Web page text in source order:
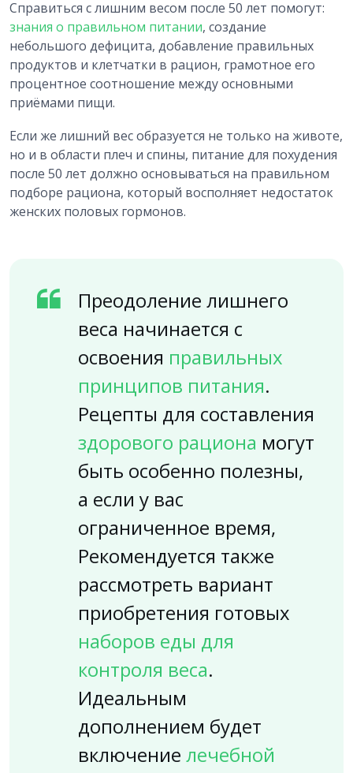
Справиться с лишним весом после 50 лет помогут:
знания о правильном питании, создание
небольшого дефицита, добавление правильных
продуктов и клетчатки в рацион, грамотное его
процентное соотношение между основными
приёмами пищи.
Если же лишний вес образуется не только на животе,
но и в области плеч и спины, питание для похудения
после 50 лет должно основываться на правильном
подборе рациона, который восполняет недостаток
женских половых гормонов.
Преодоление лишнего
веса начинается с
освоения правильных
принципов питания.
Рецепты для составления
здорового рациона могут
быть особенно полезны,
а если у вас
ограниченное время,
Рекомендуется также
рассмотреть вариант
приобретения готовых
наборов еды для
контроля веса.
Идеальным
дополнением будет
включение лечебной